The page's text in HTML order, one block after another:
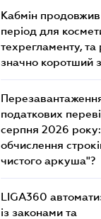
Кабмін продовжив
період для
техрегламенту,
значно коротший
податкових
серпня 2026
обчислення
чистого аркуша"?
LIGA360
із законами та